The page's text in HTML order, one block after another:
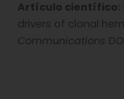
Artículo científico:
drivers of clonal
Communications